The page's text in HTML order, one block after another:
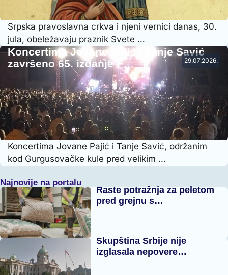
Srpska pravoslavna crkva i njeni vernici danas, 30.
jula, obeležavaju praznik Svete …
29.07.2026.
Koncertima Jovane Pajić i Tanje Savić
završeno 65. izdanje F…
Koncertima Jovane Pajić i Tanje Savić, održanim
kod Gurgusovačke kule pred velikim …
Najnovije na portalu
Raste potražnja za peletom
pred grejnu s…
Skupština Srbije nije
izglasala nepovere…